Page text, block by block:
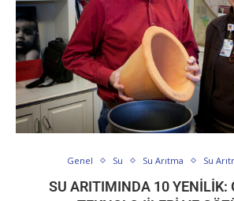
Genel Su Su Arıtma Su
SU ARITIMINDA 10 YENILIK: